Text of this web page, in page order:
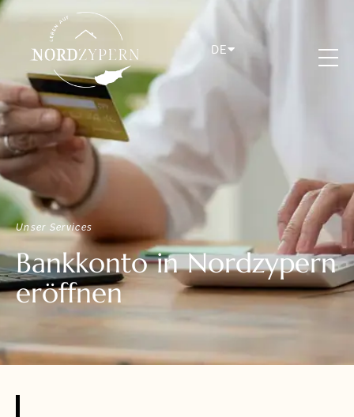
DE
Unser Services
Bankkonto in Nordzypern
eröffnen